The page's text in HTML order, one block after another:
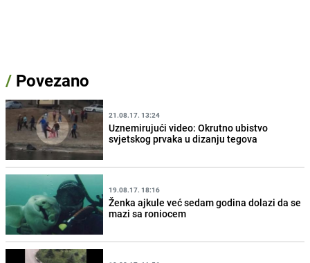
/ Povezano
21.08.17. 13:24
Uznemirujući video: Okrutno ubistvo
svjetskog prvaka u dizanju tegova
19.08.17. 18:16
Ženka ajkule već sedam godina dolazi da se
mazi sa roniocem